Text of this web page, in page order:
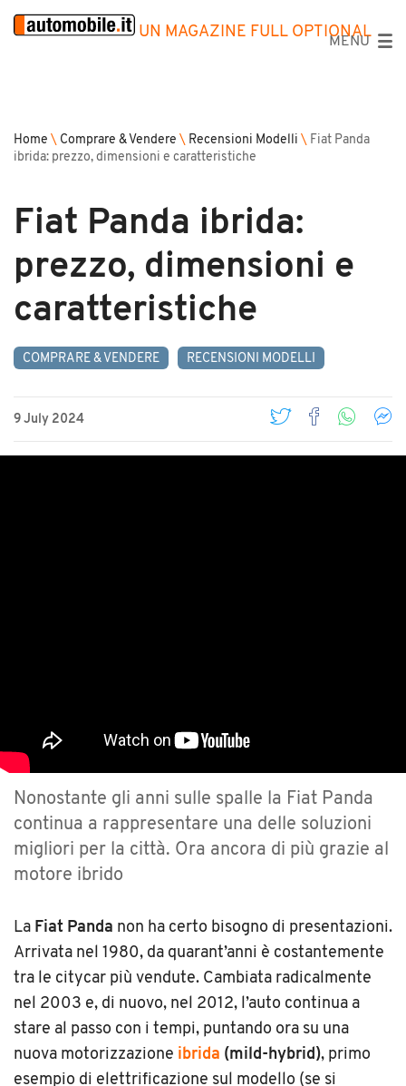
UN MAGAZINE FULL OPTIONAL
MENU
Home \ Comprare & Vendere \ Recensioni Modelli \ Fiat Panda
ibrida: prezzo, dimensioni e caratteristiche
Fiat Panda ibrida:
prezzo, dimensioni e
caratteristiche
COMPRARE & VENDERE RECENSIONI MODELLI
9 July 2024
Nonostante gli anni sulle spalle la Fiat Panda
continua a rappresentare una delle soluzioni
migliori per la città. Ora ancora di più grazie al
motore ibrido
La Fiat Panda non ha certo bisogno di presentazioni.
Arrivata nel 1980, da quarant’anni è costantemente
tra le citycar più vendute. Cambiata radicalmente
nel 2003 e, di nuovo, nel 2012, l’auto continua a
stare al passo con i tempi, puntando ora su una
nuova motorizzazione ibrida (mild-hybrid), primo
esempio di elettrificazione sul modello (se si